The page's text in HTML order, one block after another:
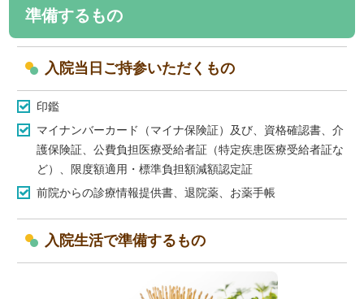
準備するもの
入院当日ご持参いただくもの
印鑑
マイナンバーカード（マイナ保険証）及び、資格確認書、介
護保険証、公費負担医療受給者証（特定疾患医療受給者証な
ど）、限度額適用・標準負担額減額認定証
前院からの診療情報提供書、退院薬、お薬手帳
入院生活で準備するもの